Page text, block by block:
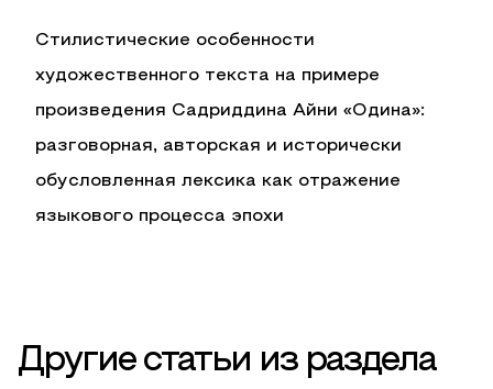
Стилистические особенности
художественного текста на примере
произведения Садриддина Айни «Одина»:
разговорная, авторская и исторически
обусловленная лексика как отражение
языкового процесса эпохи
Другие статьи из раздела